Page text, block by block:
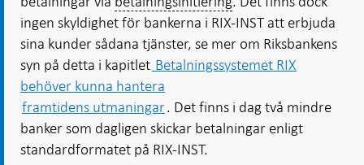
ingen skyldighet för bankerna i RIX-INST att erbjuda
sina kunder sådana tjänster, se mer om Riksbankens
syn på detta i kapitlet Betalningssystemet RIX
behöver kunna hantera
framtidens utmaningar. Det finns i dag två mindre
banker som dagligen skickar betalningar enligt
standardformatet på RIX-INST.